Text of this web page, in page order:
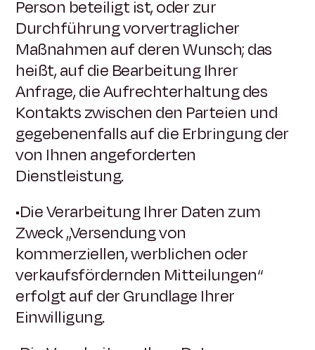
Person beteiligt ist, oder zur
Durchführung vorvertraglicher
Maßnahmen auf deren Wunsch; das
heißt, auf die Bearbeitung Ihrer
Anfrage, die Aufrechterhaltung des
Kontakts zwischen den Parteien und
gegebenenfalls auf die Erbringung der
von Ihnen angeforderten
Dienstleistung.
•Die Verarbeitung Ihrer Daten zum
Zweck „Versendung von
kommerziellen, werblichen oder
verkaufsfördernden Mitteilungen“
erfolgt auf der Grundlage Ihrer
Einwilligung.